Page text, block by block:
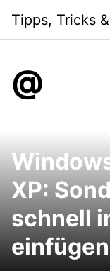
content
Tipps, Tricks
@
XP:
schnell
einfügen